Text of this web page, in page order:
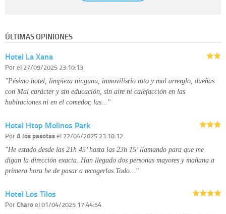
Derechos:tiene derecho a saber qué información tenemos sobre usted,
disponible en nuestra página web.
Información complementaria:
ÚLTIMAS OPINIONES
Hotel La Xana
Porel 27/09/2025 23:10:13
"Pésimo hotel, limpieza ninguna, inmovilisrio roto y mal arrerglo, dueñas
con Mal carácter y sin educación, sin aire ni calefacción en las
habitaciones ni en el comedor, las…"
Hotel Htop Molinos Park
PorA los pasotasel 22/04/2025 23:18:12
"He estado desde las 21h 45’ hasta las 23h 15’ llamando para que me
digan la dirección exacta. Han llegado dos personas mayores y mañana a
primera hora he de pasar a recogerlas.Todo…"
Hotel Los Tilos
PorCharoel 01/04/2025 17:44:54